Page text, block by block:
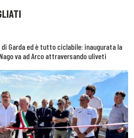
di Garda ed è tutto ciclabile: inaugurata la
va ad Arco attraversando uliveti